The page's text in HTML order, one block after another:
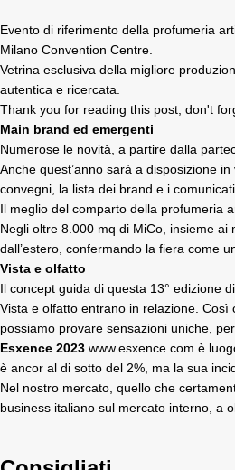
Evento di riferimento della profumeria
Milano Convention Centre.
Vetrina esclusiva della migliore
autentica e ricercata.
Thank you for reading this post, don't
Main brand ed emergenti
Numerose le novità, a partire dalla
Anche quest’anno sarà a disposizione
convegni, la lista dei brand e i
Il meglio del comparto della profumeria
Negli oltre 8.000 mq di MiCo, insieme
dall’estero, confermando la fiera come
Vista e olfatto
Il concept guida di questa 13° edizione di
Vista e olfatto entrano in relazione.
possiamo provare sensazioni uniche,
Esxence 2023 www.esxence.com è
è ancor al di sotto del 2%, ma la sua
Nel nostro mercato, quello che
business italiano sul mercato interno, a